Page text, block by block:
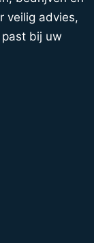
veilig advies,
bij uw